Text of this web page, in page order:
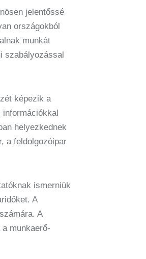
jelentőssé
országokból
munkát
szabályozással
képezik a
információkkal
helyezkednek
a feldolgozóipar
ismerniük
A
A
munkaerő-